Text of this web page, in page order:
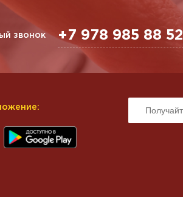
звонок +7 978 985 88 52